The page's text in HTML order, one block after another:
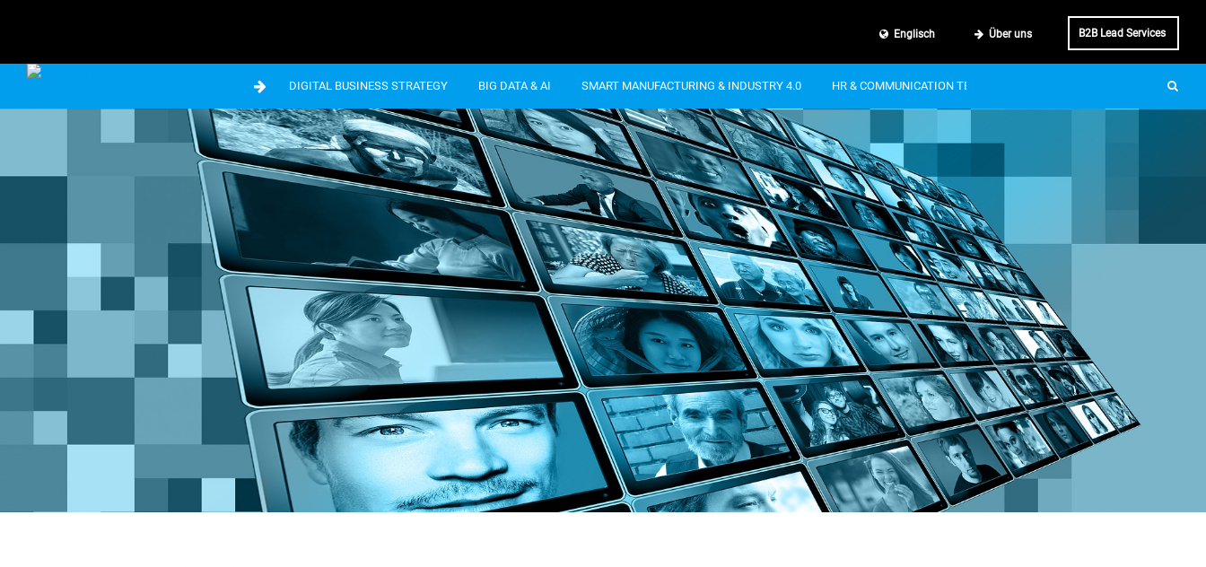
Englisch Über uns B2B Lead Services
DIGITAL BUSINESS STRATEGY BIG DATA & AI SMART MANUFACTURING & INDUSTRY 4.0 HR & COMMUNICATION TECH IT &